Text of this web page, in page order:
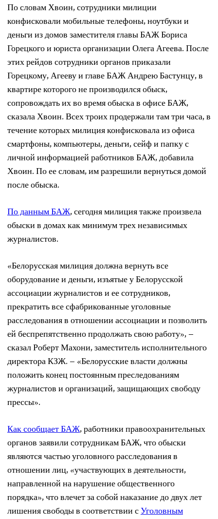
По словам Хвоин, сотрудники милиции
конфисковали мобильные телефоны, ноутбуки и
деньги из домов заместителя главы БАЖ Бориса
Горецкого и юриста организации Олега Агеева. После
этих рейдов сотрудники органов приказали
Горецкому, Агееву и главе БАЖ Андрею Бастунцу, в
квартире которого не производился обыск,
сопровождать их во время обыска в офисе БАЖ,
сказала Хвоин. Всех троих продержали там три часа, в
течение которых милиция конфисковала из офиса
смартфоны, компьютеры, деньги, сейф и папку с
личной информацией работников БАЖ, добавила
Хвоин. По ее словам, им разрешили вернуться домой
после обыска.
По данным БАЖ, сегодня милиция также произвела
обыски в домах как минимум трех независимых
журналистов.
«Белорусская милиция должна вернуть все
оборудование и деньги, изъятые у Белорусской
ассоциации журналистов и ее сотрудников,
прекратить все сфабрикованные уголовные
расследования в отношении ассоциации и позволить
ей беспрепятственно продолжать свою работу», –
сказал Роберт Махони, заместитель исполнительного
директора КЗЖ. – «Белорусские власти должны
положить конец постоянным преследованиям
журналистов и организаций, защищающих свободу
прессы».
Как сообщает БАЖ, работники правоохранительных
органов заявили сотрудникам БАЖ, что обыски
являются частью уголовного расследования в
отношении лиц, «участвующих в деятельности,
направленной на нарушение общественного
порядка», что влечет за собой наказание до двух лет
лишения свободы в соответствии сУголовным